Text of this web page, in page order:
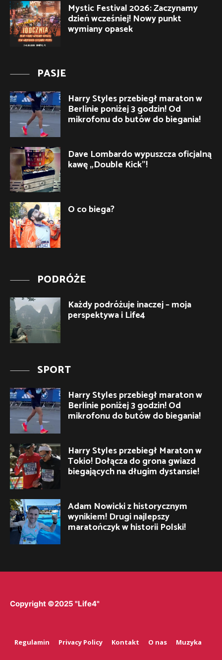
Mystic Festival 2026: Zaczynamy
dzień wcześniej! Nowy punkt
wymiany opasek
PASJE
Harry Styles przebiegł maraton w
Berlinie poniżej 3 godzin! Od
mikrofonu do butów do biegania!
Dave Lombardo wypuszcza oficjalną
kawę „Double Kick”!
O co biega?
PODRÓŻE
Każdy podróżuje inaczej – moja
perspektywa i Life4
SPORT
Harry Styles przebiegł maraton w
Berlinie poniżej 3 godzin! Od
mikrofonu do butów do biegania!
Harry Styles przebiegł Maraton w
Tokio! Dołącza do grona gwiazd
biegających na długim dystansie!
Adam Nowicki z historycznym
wynikiem! Drugi najlepszy
maratończyk w historii Polski!
Copyright ©2025 "Life4"
Regulamin Privacy Policy Kontakt O nas Muzyka